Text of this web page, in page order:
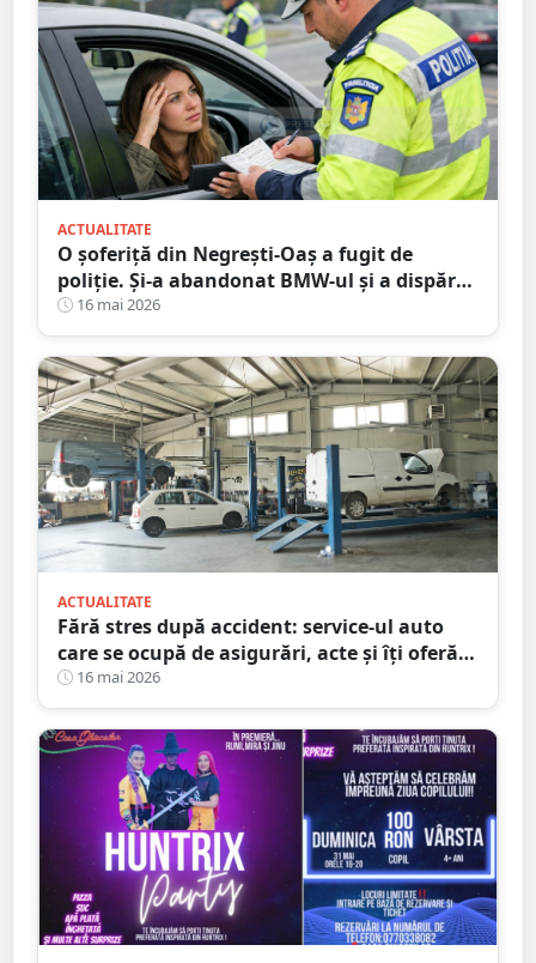
ACTUALITATE
O șoferiță din Negrești-Oaș a fugit de
poliție. Și-a abandonat BMW-ul și a dispărut
printre blocuri
16 mai 2026
ACTUALITATE
Fără stres după accident: service-ul auto
care se ocupă de asigurări, acte și îți oferă
mașină la schimb
16 mai 2026